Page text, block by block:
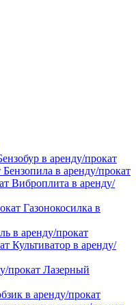
в аренду/прокат
Бензопила в аренду/прокат
Виброплита в аренду/
Газонокосилка в
в аренду/прокат
Культиватор в аренду/
Лазерный
в аренду/прокат